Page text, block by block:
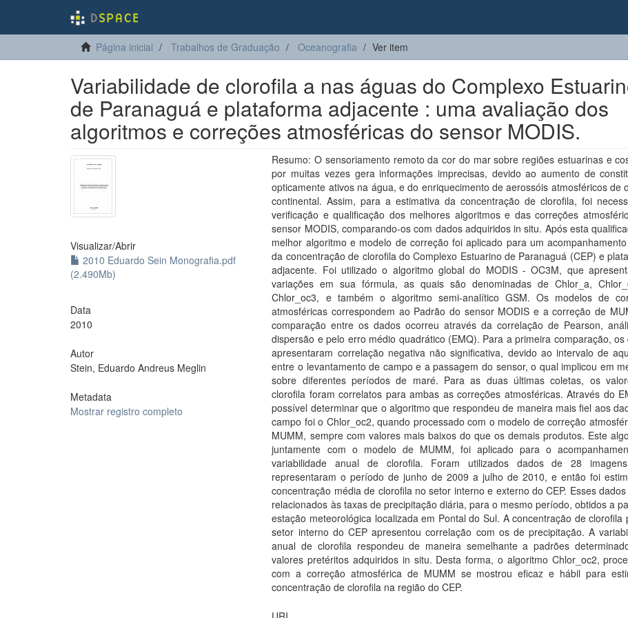
Página inicial Trabalhos de Graduação Oceanografia Ver item
Variabilidade de clorofila a nas águas do Complexo
de Paranaguá e plataforma adjacente : uma avaliação dos
algoritmos e correções atmosféricas do sensor MODIS.
Visualizar/Abrir
2010 Eduardo Sein Monografia.pdf
(2.490Mb)
Data
2010
Autor
Stein, Eduardo Andreus Meglin
Metadata
Mostrar registro completo
Resumo: O sensoriamento remoto da cor do mar sobre regiões estuarinas e
por muitas vezes gera informações imprecisas, devido ao aumento de
opticamente ativos na água, e do enriquecimento de aerossóis atmosféricos de
continental. Assim, para a estimativa da concentração de clorofila, foi
verificação e qualificação dos melhores algoritmos e das correções
sensor MODIS, comparando-os com dados adquiridos in situ. Após esta
melhor algoritmo e modelo de correção foi aplicado para um
da concentração de clorofila do Complexo Estuarino de Paranaguá (CEP) e
adjacente. Foi utilizado o algoritmo global do MODIS - OC3M, que
variações em sua fórmula, as quais são denominadas de Chlor_a,
Chlor_oc3, e também o algoritmo semi-analítico GSM. Os modelos de
atmosféricas correspondem ao Padrão do sensor MODIS e a correção de
comparação entre os dados ocorreu através da correlação de Pearson,
dispersão e pelo erro médio quadrático (EMQ). Para a primeira comparação, os
apresentaram correlação negativa não significativa, devido ao intervalo de
entre o levantamento de campo e a passagem do sensor, o qual implicou em
sobre diferentes períodos de maré. Para as duas últimas coletas, os
clorofila foram correlatos para ambas as correções atmosféricas. Através do
possível determinar que o algoritmo que respondeu de maneira mais fiel aos
campo foi o Chlor_oc2, quando processado com o modelo de correção
MUMM, sempre com valores mais baixos do que os demais produtos. Este
juntamente com o modelo de MUMM, foi aplicado para o
variabilidade anual de clorofila. Foram utilizados dados de 28
representaram o período de junho de 2009 a julho de 2010, e então foi
concentração média de clorofila no setor interno e externo do CEP. Esses
relacionados às taxas de precipitação diária, para o mesmo período, obtidos a
estação meteorológica localizada em Pontal do Sul. A concentração de clorofila
setor interno do CEP apresentou correlação com os de precipitação. A
anual de clorofila respondeu de maneira semelhante a padrões
valores pretéritos adquiridos in situ. Desta forma, o algoritmo Chlor_oc2,
com a correção atmosférica de MUMM se mostrou eficaz e hábil para
concentração de clorofila na região do CEP.